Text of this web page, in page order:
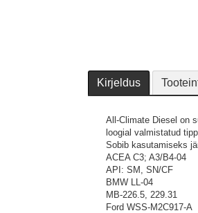
Kirjeldus
All-Climate Diesel on
loogial valmistatud
Sobib kasutamiseks
ACEA C3; A3/B4-04
API: SM, SN/CF
BMW LL-04
MB-226.5, 229.31
Ford WSS-M2C917-A